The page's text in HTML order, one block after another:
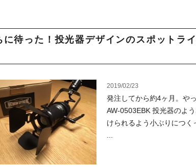
に待った！投光器デザインのスポットラ
2019/02/23
発注してから約4ヶ月。や
AW-0503EBK 投光器のよ
けられるよう小ぶりにつく